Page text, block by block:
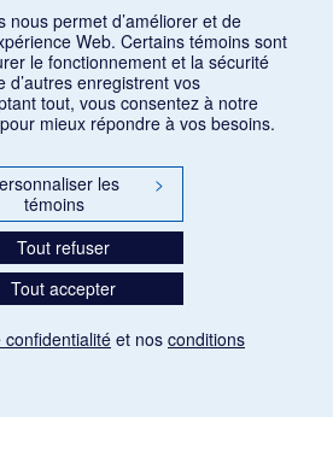
4 5 6 7
nous permet d’améliorer et de
Web. Certains témoins sont
le fonctionnement et la sécurité
d’autres enregistrent vos
tout, vous consentez à notre
mieux répondre à vos besoins.
les
témoins
>
Tout refuser
Tout accepter
et nos conditions